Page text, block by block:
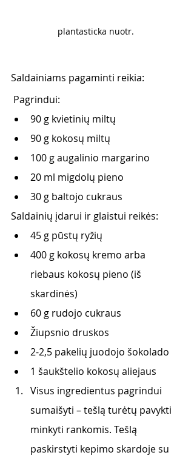
plantasticka nuotr.
Saldainiams pagaminti reikia:
Pagrindui:
90 g kvietinių miltų
90 g kokosų miltų
100 g augalinio margarino
20 ml migdolų pieno
30 g baltojo cukraus
Saldainių įdarui ir glaistui reikės:
45 g pūstų ryžių
400 g kokosų kremo arba
riebaus kokosų pieno (iš
skardinės)
60 g rudojo cukraus
Žiupsnio druskos
2-2,5 pakelių juodojo šokolado
1 šaukštelio kokosų aliejaus
Visus ingredientus pagrindui
sumaišyti – tešlą turėtų pavykti
minkyti rankomis. Tešlą
paskirstyti kepimo skardoje su